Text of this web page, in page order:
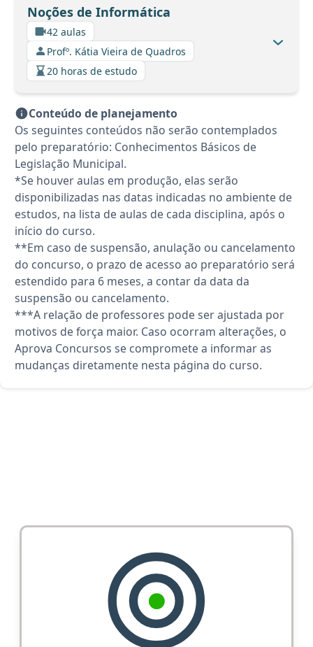
Noções de Informática
42 aulas
Profº. Kátia Vieira de Quadros
20 horas de estudo
Conteúdo de planejamento
Os seguintes conteúdos não serão contemplados
pelo preparatório: Conhecimentos Básicos de
Legislação Municipal.
*Se houver aulas em produção, elas serão
disponibilizadas nas datas indicadas no ambiente de
estudos, na lista de aulas de cada disciplina, após o
início do curso.
**Em caso de suspensão, anulação ou cancelamento
do concurso, o prazo de acesso ao preparatório será
estendido para 6 meses, a contar da data da
suspensão ou cancelamento.
***A relação de professores pode ser ajustada por
motivos de força maior. Caso ocorram alterações, o
Aprova Concursos se compromete a informar as
mudanças diretamente nesta página do curso.